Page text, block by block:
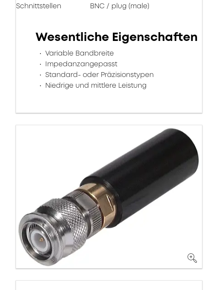
Schnittstellen BNC / plug (male)
Wesentliche Eigenschaften
Variable Bandbreite
Impedanzangepasst
Standard- oder Präzisionstypen
Niedrige und mittlere Leistung